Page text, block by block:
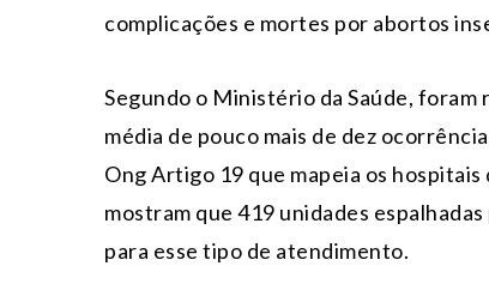
complicações e mortes por abortos
Segundo o Ministério da Saúde, foram
média de pouco mais de dez
Ong Artigo 19 que mapeia os
mostram que 419 unidades
para esse tipo de atendimento.